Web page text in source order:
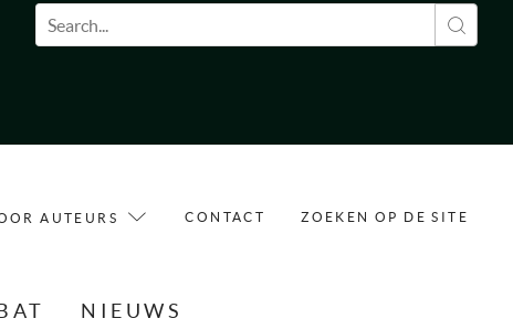
Zoekveld
AUTEURS CONTACT ZOEKEN OP DE SITE
NIEUWS